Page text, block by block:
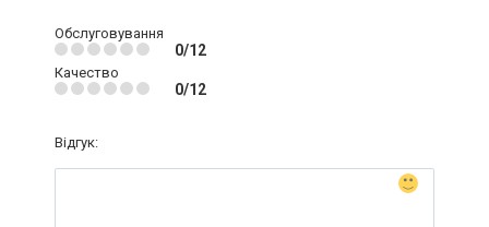
Обслуговування
0/12
Качество
0/12
Відгук: